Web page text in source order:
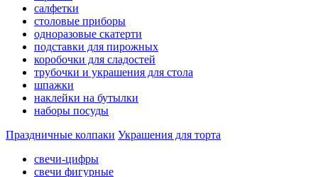
салфетки
столовые приборы
одноразовые скатерти
подставки для пирожных
коробочки для сладостей
трубочки и украшения для стола
шпажки
наклейки на бутылки
наборы посуды
Праздничные колпаки Украшения для торта
свечи-цифры
свечи фигурные